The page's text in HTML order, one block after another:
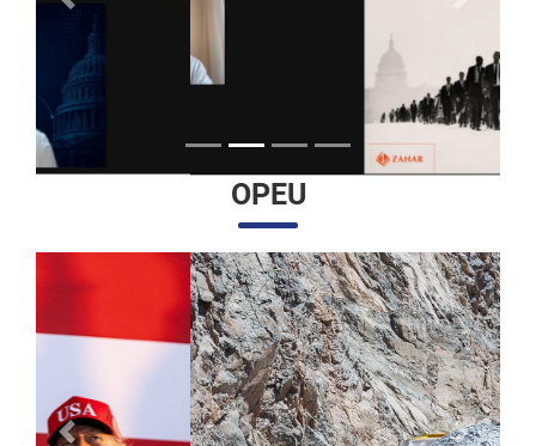
Anterior
OPEU
Anterior Próximo